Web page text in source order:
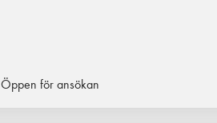
Öppen för ansökan